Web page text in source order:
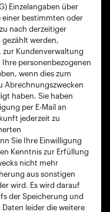
Einzelangaben über
einer bestimmten oder
nach derzeitiger
gezählt werden,
zur Kundenverwaltung
personenbezogenen
wenn dies zum
Abrechnungszwecken
haben. Sie haben
per E-Mail an
jederzeit zu
Sie Ihre Einwilligung
Kenntnis zur Erfüllung
nicht mehr
aus sonstigen
wird. Es wird darauf
der Speicherung und
leider die weitere